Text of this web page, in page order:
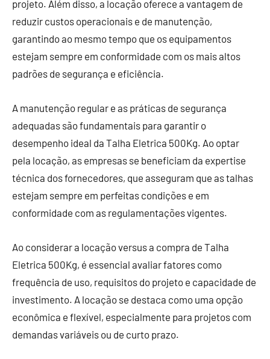
projeto. Além disso, a locação oferece a vantagem de
reduzir custos operacionais e de manutenção,
garantindo ao mesmo tempo que os equipamentos
estejam sempre em conformidade com os mais altos
padrões de segurança e eficiência.
A manutenção regular e as práticas de segurança
adequadas são fundamentais para garantir o
desempenho ideal da Talha Eletrica 500Kg. Ao optar
pela locação, as empresas se beneficiam da expertise
técnica dos fornecedores, que asseguram que as talhas
estejam sempre em perfeitas condições e em
conformidade com as regulamentações vigentes.
Ao considerar a locação versus a compra de Talha
Eletrica 500Kg, é essencial avaliar fatores como
frequência de uso, requisitos do projeto e capacidade de
investimento. A locação se destaca como uma opção
econômica e flexível, especialmente para projetos com
demandas variáveis ou de curto prazo.